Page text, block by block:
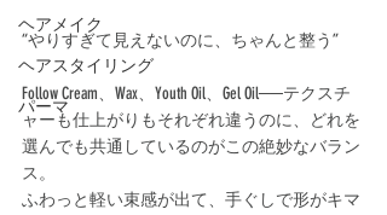
ヘアメイク
ヘアスタイリング
パーマ
“やりすぎて見えないのに、ちゃんと整う”
Follow Cream、Wax、Youth Oil、Gel Oil──テクスチ
ャーも仕上がりもそれぞれ違うのに、どれを
選んでも共通しているのがこの絶妙なバラン
ス。
ふわっと軽い束感が出て、手ぐしで形がキマ